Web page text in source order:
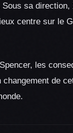
sa
centre sur le
les
de